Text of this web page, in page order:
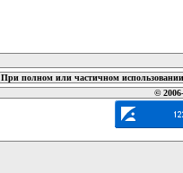
При полном или частичном
©